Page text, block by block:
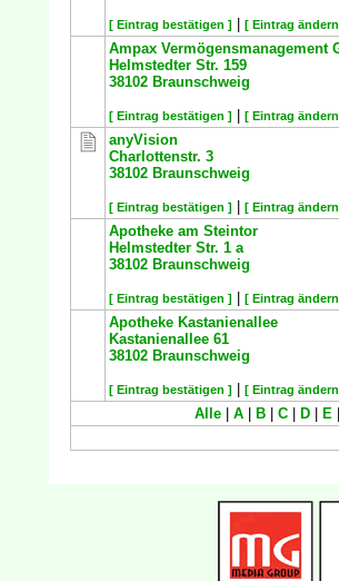
[ Eintrag bestätigen ] [ Eintrag
Ampax Vermögensmanagement
Helmstedter Str. 159
38102 Braunschweig
[ Eintrag bestätigen ] [ Eintrag
anyVision
Charlottenstr. 3
38102 Braunschweig
[ Eintrag bestätigen ] [ Eintrag
Apotheke am Steintor
Helmstedter Str. 1 a
38102 Braunschweig
[ Eintrag bestätigen ] [ Eintrag
Apotheke Kastanienallee
Kastanienallee 61
38102 Braunschweig
[ Eintrag bestätigen ] [ Eintrag
Alle A B C D E